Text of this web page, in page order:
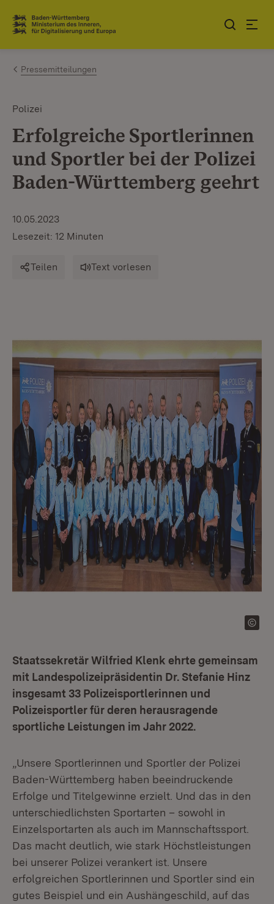
Zum Inhalt springen
Link zur Startseite
Pressemitteilungen
Polizei
Erfolgreiche Sportlerinnen
und Sportler bei der Polizei
Baden-Württemberg geehrt
10.05.2023
Lesezeit: 12 Minuten
Teilen Text vorlesen
Staatssekretär Wilfried Klenk ehrte gemeinsam
mit Landespolizeipräsidentin Dr. Stefanie Hinz
insgesamt 33 Polizeisportlerinnen und
Polizeisportler für deren herausragende
sportliche Leistungen im Jahr 2022.
„Unsere Sportlerinnen und Sportler der Polizei
Baden-Württemberg haben beeindruckende
Erfolge und Titelgewinne erzielt. Und das in den
unterschiedlichsten Sportarten – sowohl in
Einzelsportarten als auch im Mannschaftssport.
Das macht deutlich, wie stark Höchstleistungen
bei unserer Polizei verankert ist. Unsere
erfolgreichen Sportlerinnen und Sportler sind ein
gutes Beispiel und ein Aushängeschild, auf das